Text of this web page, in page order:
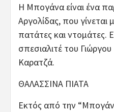
Η Μπογάνα είναι ένα
Αργολίδας, που γίνεται
πατάτες και ντομάτες.
σπεσιαλιτέ του
Καρατζά.
ΘΑΛΑΣΣΙΝΑ ΠΙΑΤΑ
Εκτός από την